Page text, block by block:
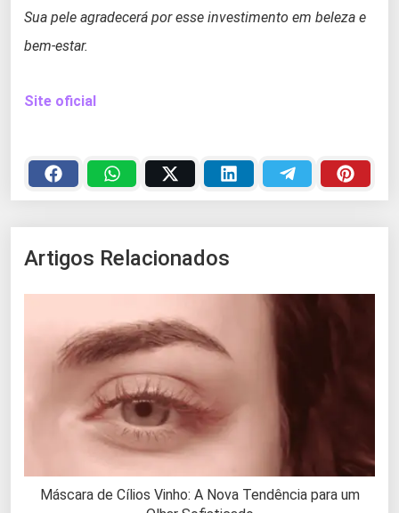
Sua pele agradecerá por esse investimento em beleza e
bem-estar.
Site oficial
Artigos Relacionados
Máscara de Cílios Vinho: A Nova Tendência para um